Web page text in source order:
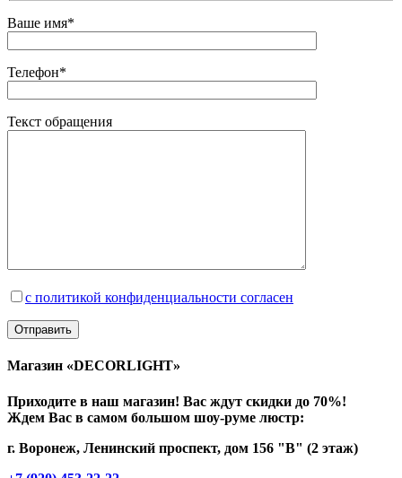
Ваше имя*
Телефон*
Текст обращения
с политикой конфиденциальности согласен
Магазин «DECORLIGHT»
Приходите в наш магазин! Вас ждут скидки до 70%!
Ждем Вас в самом большом шоу-руме люстр:
г. Воронеж, Ленинский проспект, дом 156 "В" (2 этаж)